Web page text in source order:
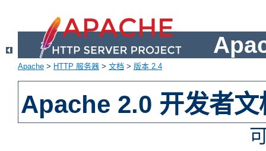
Apache > HTTP 服务器 > 文档 > 版本 2.4
Apache 2.0 开发者文